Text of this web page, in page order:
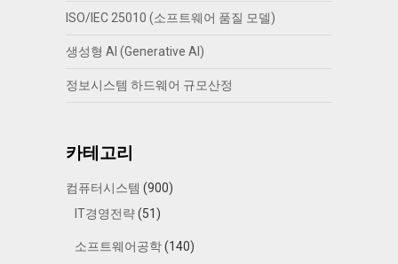
ISO/IEC 25010 (소프트웨어 품질 모델)
생성형 AI (Generative AI)
정보시스템 하드웨어 규모산정
카테고리
컴퓨터시스템 (900)
IT경영전략(51)
소프트웨어공학(140)